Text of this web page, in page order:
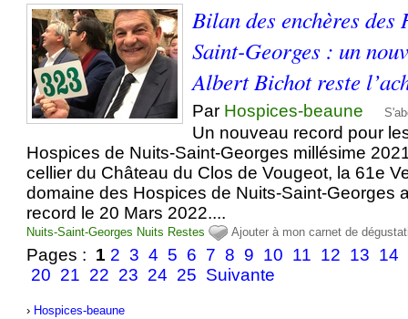
Bilan des enchères
Saint-Georges : un
Albert Bichot reste
Par Hospices-beaune
Un nouveau record pour
Hospices de Nuits-Saint-Georges millésime
cellier du Château du Clos de Vougeot, la 61e
domaine des Hospices de Nuits-Saint-Georges
record le 20 Mars 2022....
Nuits-Saint-Georges Nuits Restes Ajouter à mon carnet de
Pages : 1 2 3 4 5 6 7 8 9 10 11 12 13 14
20 21 22 23 24 25 Suivante
› Hospices-beaune